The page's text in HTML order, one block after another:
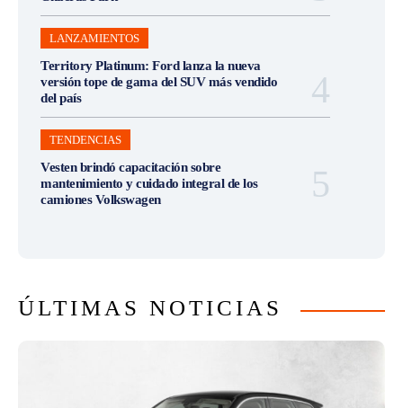
ÚLTIMAS NOTICIAS
LANZAMIENTOS
BMW lanza el X1 Efficient nafta, la nueva versión de